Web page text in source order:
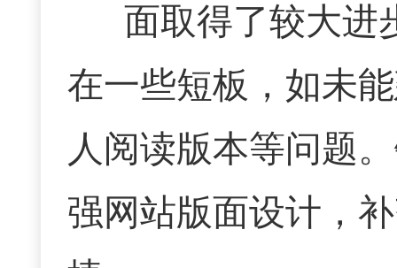
面取得了较大进
在一些短板，如未
人阅读版本等问题
强网站版面设计，